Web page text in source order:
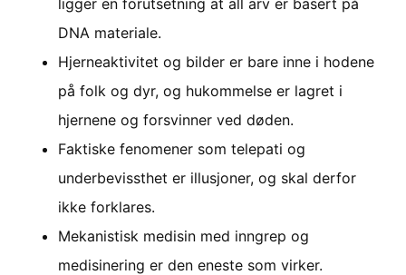
DNA materiale.
Hjerneaktivitet og bilder er bare inne i hodene
på folk og dyr, og hukommelse er lagret i
hjernene og forsvinner ved døden.
Faktiske fenomener som telepati og
underbevissthet er illusjoner, og skal derfor
ikke forklares.
Mekanistisk medisin med inngrep og
medisinering er den eneste som virker.